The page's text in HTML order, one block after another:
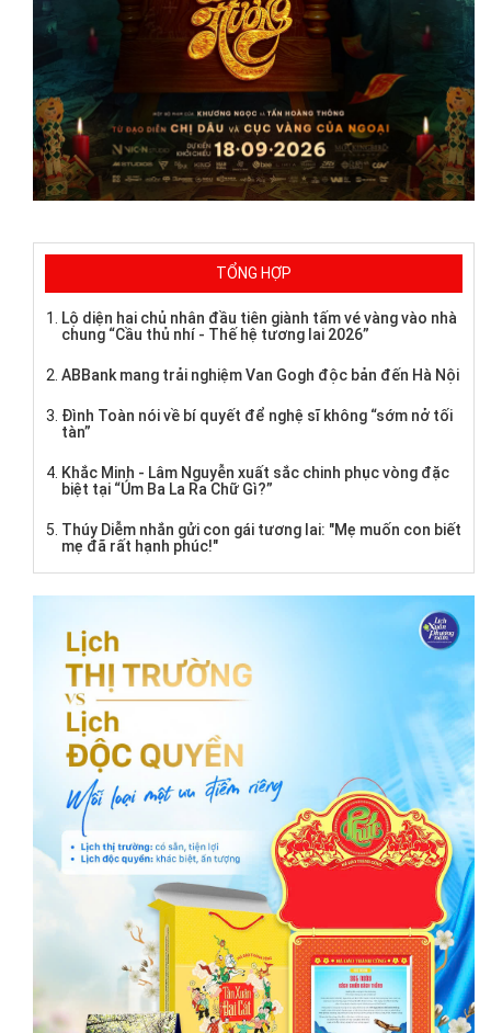
TỔNG HỢP
Lộ diện hai chủ nhân đầu tiên giành tấm vé vàng vào nhà
chung “Cầu thủ nhí - Thế hệ tương lai 2026”
ABBank mang trải nghiệm Van Gogh độc bản đến Hà Nội
Đình Toàn nói về bí quyết để nghệ sĩ không “sớm nở tối
tàn”
Khắc Minh - Lâm Nguyễn xuất sắc chinh phục vòng đặc
biệt tại “Úm Ba La Ra Chữ Gì?”
Thúy Diễm nhắn gửi con gái tương lai: "Mẹ muốn con biết
mẹ đã rất hạnh phúc!"